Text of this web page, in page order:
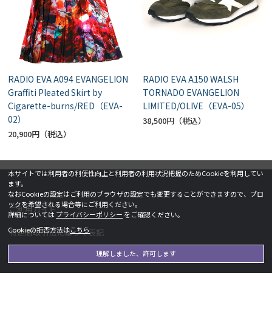
RADIO EVA A094 EVANGELION
Graffiti Pleated Skirt by
Cigarette-burns/RED（EVA-
02）
20,900円
RADIO EVA A150 WALSH
TORNADO EVANGELION
LIMITED/OLIVE（EVA-05）
38,500円
ご利用ガイド
特定商取引法に基づく表記
本サイトでは利用者の利便性向上と利用者の利用状況把握のためCookieを利用してい
ます。
なおCookieの設定はご利用のブラウザの設定でも変更することができますので、ブロ
ックを希望される場合等にご利用ください。
詳細については プライバシーポリシー をご確認ください。
Cookieの拒否方法はこちら
理解しました、許可します